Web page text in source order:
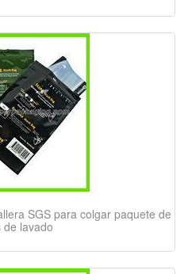
SGS para colgar paquete de
de lavado